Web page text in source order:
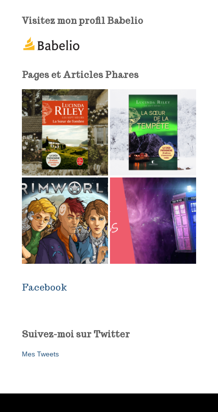
a
Visitez mon profil Babelio
Pages et Articles Phares
Facebook
Suivez-moi sur Twitter
Mes Tweets